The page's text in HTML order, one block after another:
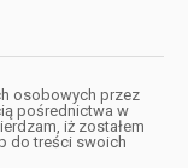
osobowych przez
pośrednictwa w
iż zostałem
do treści swoich